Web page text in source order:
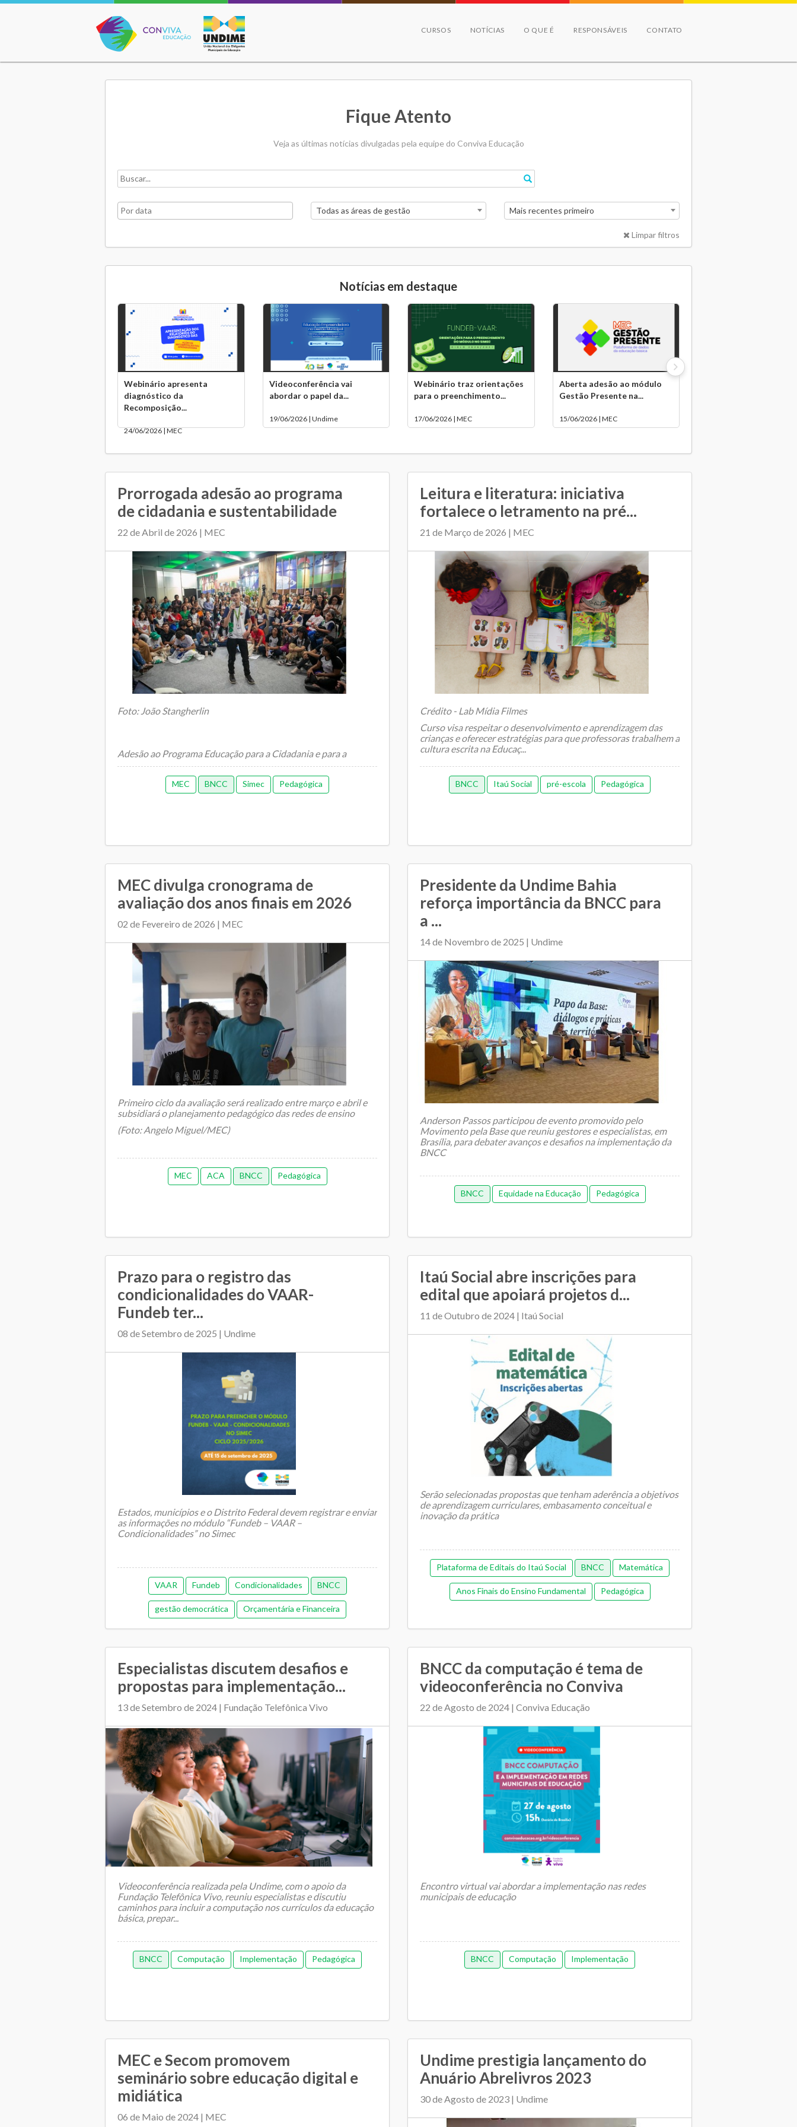
Conviva Educação
CURSOS NOTÍCIAS O QUE É RESPONSÁVEIS CONTATO
Fique Atento
Veja as últimas notícias divulgadas pela equipe do Conviva Educação
Todas as áreas de gestão Mais recentes primeiro
Limpar filtros
Notícias em destaque
Webinário apresenta
diagnóstico da
Recomposição...
24/06/2026 | MEC
Videoconferência vai
abordar o papel da...
19/06/2026 | Undime
Webinário traz orientações
para o preenchimento...
17/06/2026 | MEC
Aberta adesão ao módulo
Gestão Presente na...
15/06/2026 | MEC
Prorrogada adesão ao programa
de cidadania e sustentabilidade
22 de Abril de 2026 | MEC
Foto: João Stangherlin
Adesão ao Programa Educação para a Cidadania e para a
Sustentabilidade vai até 22/5. Iniciativa visa reforçar ações de
educação para cidadania nas es...
MEC BNCC Simec Pedagógica
Leitura e literatura: iniciativa
fortalece o letramento na pré...
21 de Março de 2026 | MEC
Crédito - Lab Mídia Filmes
Curso visa respeitar o desenvolvimento e aprendizagem das
crianças e oferecer estratégias para que professoras trabalhem a
cultura escrita na Educaç...
BNCC Itaú Social pré-escola Pedagógica
MEC divulga cronograma de
avaliação dos anos finais em 2026
02 de Fevereiro de 2026 | MEC
Primeiro ciclo da avaliação será realizado entre março e abril e
subsidiará o planejamento pedagógico das redes de ensino
(Foto: Angelo Miguel/MEC)
MEC ACA BNCC Pedagógica
Presidente da Undime Bahia
reforça importância da BNCC para
a ...
14 de Novembro de 2025 | Undime
Anderson Passos participou de evento promovido pelo
Movimento pela Base que reuniu gestores e especialistas, em
Brasília, para debater avanços e desafios na implementação da
BNCC
BNCC Equidade na Educação Pedagógica
Prazo para o registro das
condicionalidades do VAAR-
Fundeb ter...
08 de Setembro de 2025 | Undime
Estados, municípios e o Distrito Federal devem registrar e enviar
as informações no módulo “Fundeb – VAAR –
Condicionalidades” no Simec
VAAR Fundeb Condicionalidades BNCC
gestão democrática Orçamentária e Financeira
Itaú Social abre inscrições para
edital que apoiará projetos d...
11 de Outubro de 2024 | Itaú Social
Serão selecionadas propostas que tenham aderência a objetivos
de aprendizagem curriculares, embasamento conceitual e
inovação da prática
Plataforma de Editais do Itaú Social BNCC Matemática
Anos Finais do Ensino Fundamental Pedagógica
Especialistas discutem desafios e
propostas para implementação...
13 de Setembro de 2024 | Fundação Telefônica Vivo
Videoconferência realizada pela Undime, com o apoio da
Fundação Telefônica Vivo, reuniu especialistas e discutiu
caminhos para incluir a computação nos currículos da educação
básica, prepar...
BNCC Computação Implementação Pedagógica
BNCC da computação é tema de
videoconferência no Conviva
22 de Agosto de 2024 | Conviva Educação
Encontro virtual vai abordar a implementação nas redes
municipais de educação
BNCC Computação Implementação
MEC e Secom promovem
seminário sobre educação digital e
midiática
06 de Maio de 2024 | MEC
Undime prestigia lançamento do
Anuário Abrelivros 2023
30 de Agosto de 2023 | Undime